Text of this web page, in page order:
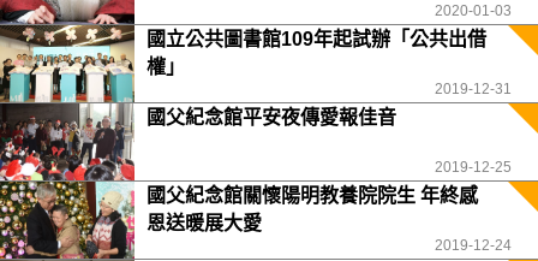
2020-01-03
國立公共圖書館109年起試辦「公共出借
權」
2019-12-31
國父紀念館平安夜傳愛報佳音
2019-12-25
國父紀念館關懷陽明教養院院生 年終感
恩送暖展大愛
2019-12-24